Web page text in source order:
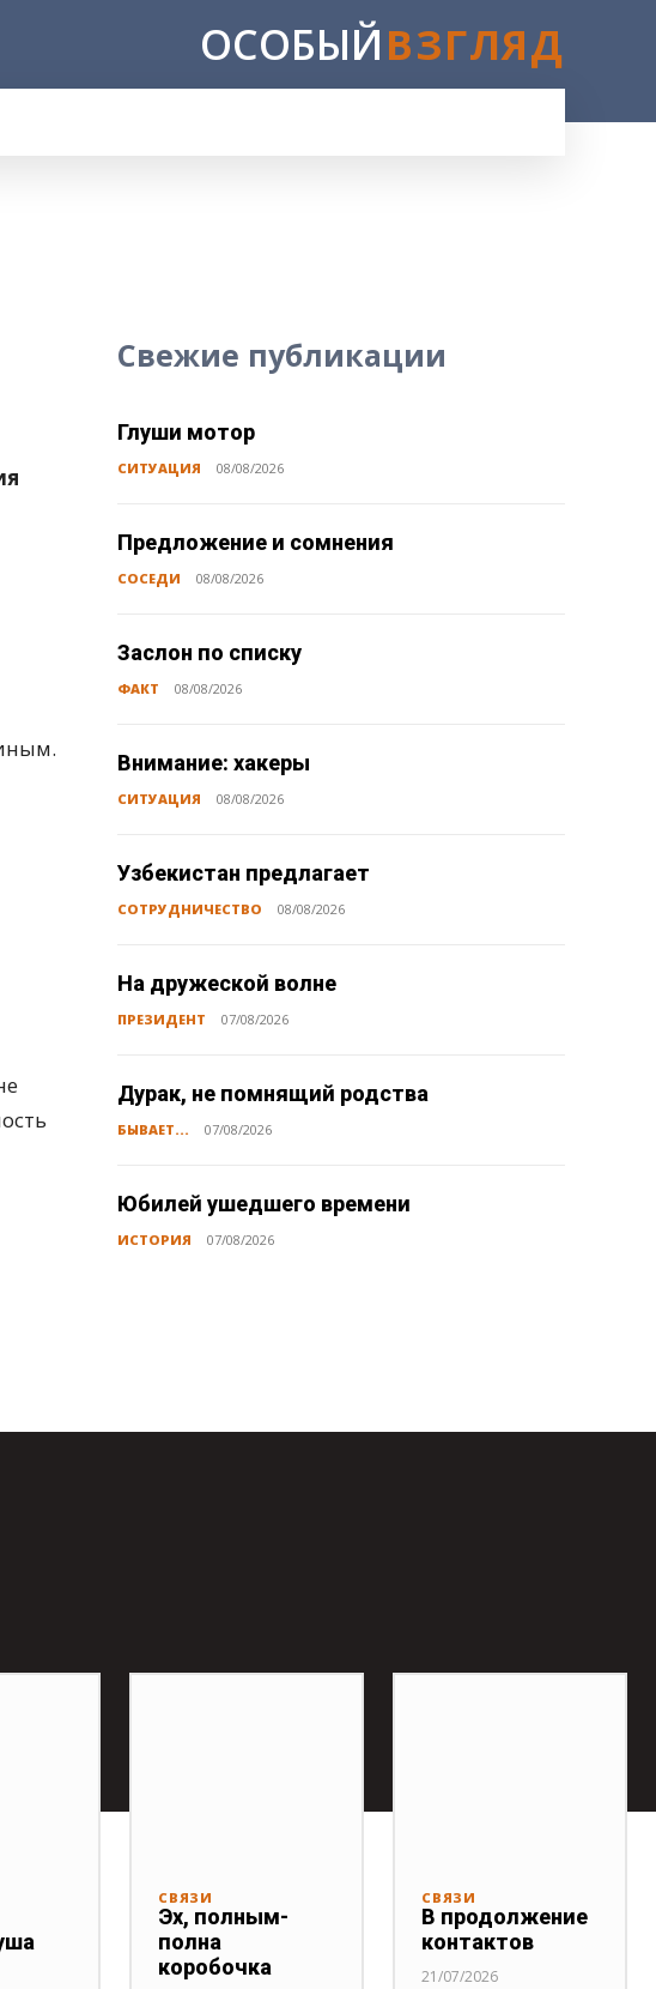
ОСОБЫЙВЗГЛЯД
Свежие публикации
Глуши мотор
СИТУАЦИЯ 08/08/2026
Предложение и сомнения
СОСЕДИ 08/08/2026
Заслон по списку
ФАКТ 08/08/2026
Внимание: хакеры
СИТУАЦИЯ 08/08/2026
Узбекистан предлагает
СОТРУДНИЧЕСТВО 08/08/2026
На дружеской волне
ПРЕЗИДЕНТ 07/08/2026
Дурак, не помнящий родства
БЫВАЕТ... 07/08/2026
Юбилей ушедшего времени
ИСТОРИЯ 07/08/2026
СВЯЗИ
Эх, полным-
полна
коробочка
СВЯЗИ
В продолжение
контактов
21/07/2026